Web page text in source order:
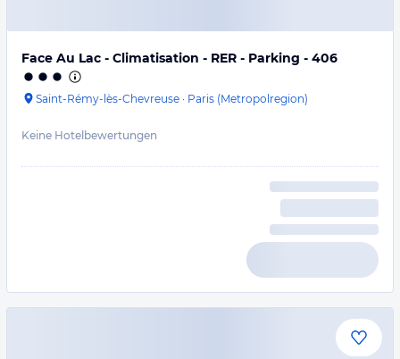
Face Au Lac - Climatisation - RER - Parking - 406
Saint-Rémy-lès-Chevreuse · Paris (Metropolregion)
Keine Hotelbewertungen